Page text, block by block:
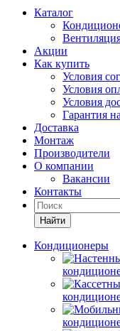
Каталог
Акции
Как купить
Условия
Условия
Условия
Гарантия
Доставка
Монтаж
Производители
О компании
Вакансии
Контакты
Кондиционеры